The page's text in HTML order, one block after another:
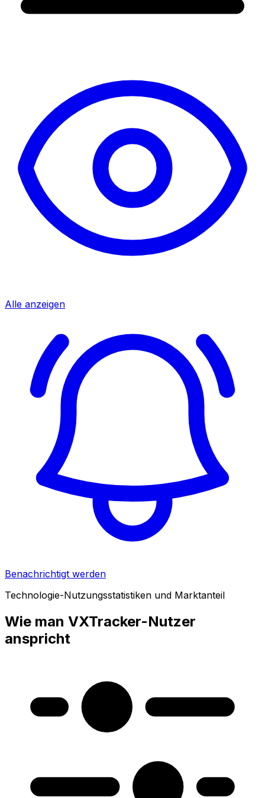
Alle anzeigen
Benachrichtigt werden
Technologie-Nutzungsstatistiken und Marktanteil
Wie man VXTracker-Nutzer
anspricht